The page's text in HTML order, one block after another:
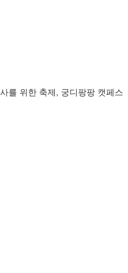
를 위한 축제, 궁디팡팡 캣페스